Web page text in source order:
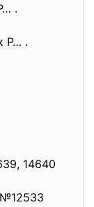
.
Р… .
14640